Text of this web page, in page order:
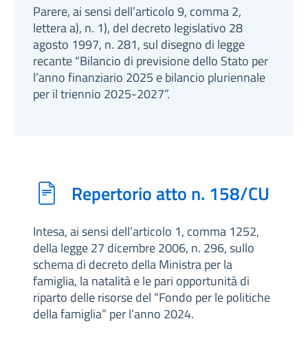
Parere, ai sensi dell’articolo 9, comma 2,
lettera a), n. 1), del decreto legislativo 28
agosto 1997, n. 281, sul disegno di legge
recante “Bilancio di previsione dello Stato per
l’anno finanziario 2025 e bilancio pluriennale
per il triennio 2025-2027”.
Repertorio atto n. 158/CU
Intesa, ai sensi dell’articolo 1, comma 1252,
della legge 27 dicembre 2006, n. 296, sullo
schema di decreto della Ministra per la
famiglia, la natalità e le pari opportunità di
riparto delle risorse del “Fondo per le politiche
della famiglia” per l’anno 2024.